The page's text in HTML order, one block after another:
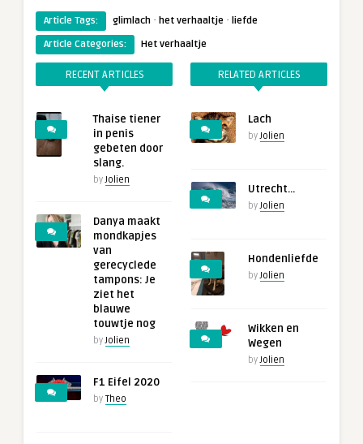
Article Tags: glimlach · het verhaaltje · liefde
Article Categories:
Het verhaaltje
RECENT ARTICLES
Thaise tiener
in penis
gebeten door
slang.
byJolien
Danya maakt
mondkapjes
van
gerecyclede
tampons: Je
ziet het
blauwe
touwtje nog
byJolien
F1 Eifel 2020
by Theo
RELATED ARTICLES
Lach
byJolien
Utrecht…
byJolien
Hondenliefde
byJolien
Wikken en
Wegen
byJolien